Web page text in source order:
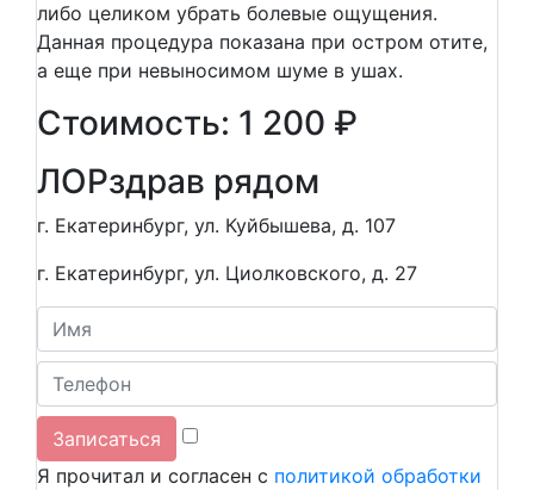
либо целиком убрать болевые ощущения.
Данная процедура показана при остром отите,
а еще при невыносимом шуме в ушах.
Стоимость: 1 200 ₽
ЛОРздрав рядом
г. Екатеринбург, ул. Куйбышева, д. 107
г. Екатеринбург, ул. Циолковского, д. 27
Я прочитал и согласен с политикой обработки